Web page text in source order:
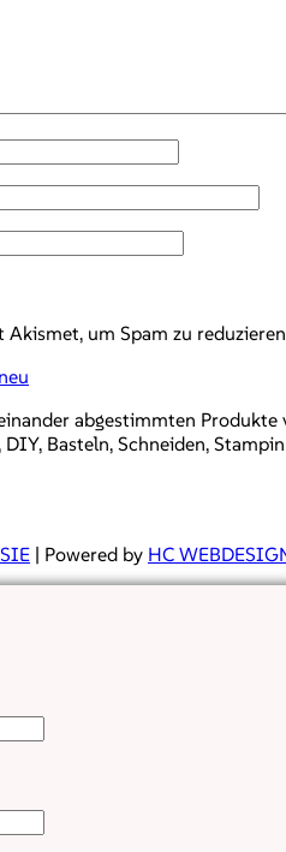
Akismet, um Spam zu
abgestimmten
DIY, Basteln, Schneiden,
| Powered by HC